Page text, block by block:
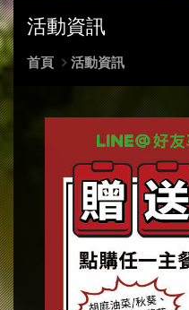
活動資訊
首頁 活動資訊